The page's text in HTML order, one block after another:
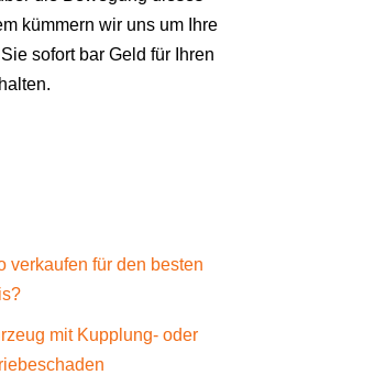
kümmern wir uns um Ihre
sofort bar Geld für Ihren
verkaufen für den besten
mit Kupplung- oder